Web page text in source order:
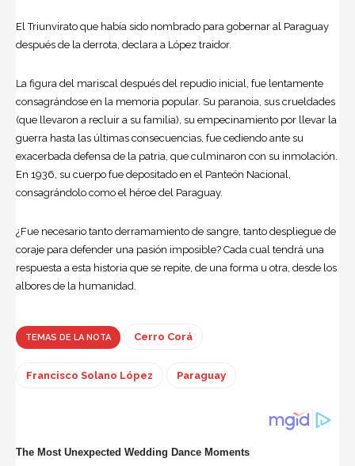
El Triunvirato que había sido nombrado para gobernar al Paraguay
después de la derrota, declara a López traidor.
La figura del mariscal después del repudio inicial, fue lentamente
consagrándose en la memoria popular. Su paranoia, sus crueldades
(que llevaron a recluir a su familia), su empecinamiento por llevar la
guerra hasta las últimas consecuencias, fue cediendo ante su
exacerbada defensa de la patria, que culminaron con su inmolación.
En 1936, su cuerpo fue depositado en el Panteón Nacional,
consagrándolo como el héroe del Paraguay.
¿Fue necesario tanto derramamiento de sangre, tanto despliegue de
coraje para defender una pasión imposible? Cada cual tendrá una
respuesta a esta historia que se repite, de una forma u otra, desde los
albores de la humanidad.
TEMAS DE LA NOTA Cerro Corá
Francisco Solano López Paraguay